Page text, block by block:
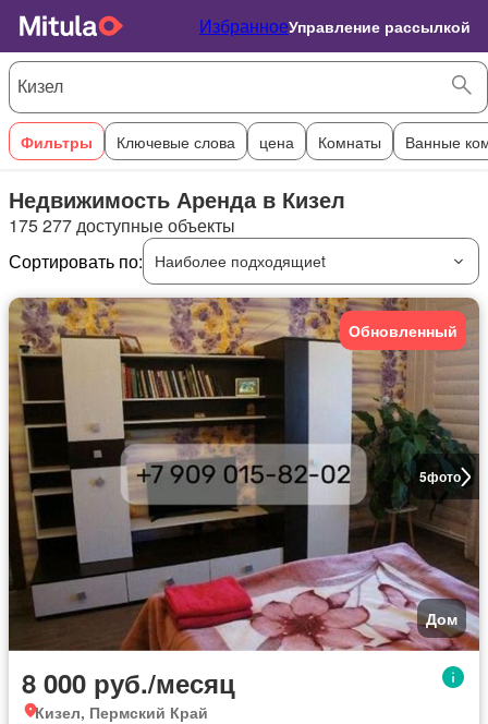
ИзбранноеУправление рассылкой
Фильтры Ключевые слова цена Комнаты Ванные
Недвижимость Аренда в Кизел
175 277 доступные объекты
Сортировать по:
Наиболее подходящиеt
5фото
Обновленный
Дом
8 000 руб./месяц
Кизел, Пермский Край